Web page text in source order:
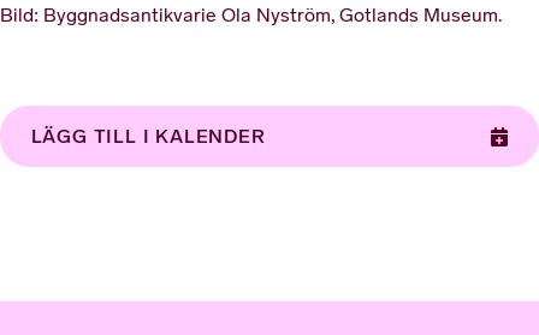
Bild: Byggnadsantikvarie Ola Nyström, Gotlands Museum.
LÄGG TILL I KALENDER